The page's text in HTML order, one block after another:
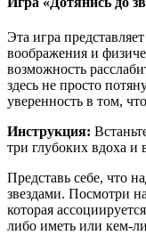
Эта игра
воображения и
возможность
здесь не просто
уверенность в том,
Инструкция:
три глубоких вдоха и
Представь себе, что
звездами. Посмотри
которая
либо иметь или кем-